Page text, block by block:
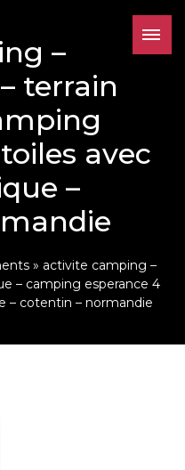
–
terrain
avec
–
» activite camping –
– camping esperance 4
– cotentin – normandie